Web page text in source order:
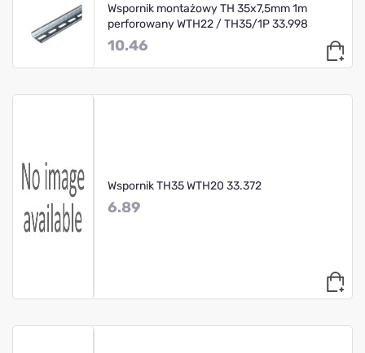
Wspornik montażowy TH 35x7,5mm 1m
perforowany WTH22 / TH35/1P 33.998
10.46
Wspornik TH35 WTH20 33.372
6.89